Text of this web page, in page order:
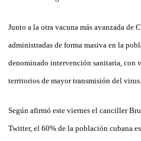
Junto a la otra vacuna más avanzada de
administradas de forma masiva en la
denominado intervención sanitaria, con
territorios de mayor transmisión del virus.
Según afirmó este viernes el canciller
Twitter, el 60% de la población cubana